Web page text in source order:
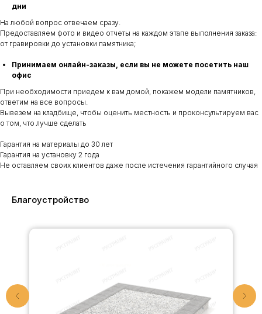
дни
На любой вопрос отвечаем сразу.
Предоставляем фото и видео отчеты на каждом этапе выполнения заказа:
от гравировки до установки памятника;
Принимаем онлайн-заказы, если вы не можете посетить наш
офис
При необходимости приедем к вам домой, покажем модели памятников,
ответим на все вопросы.
Вывезем на кладбище, чтобы оценить местность и проконсультируем вас
о том, что лучше сделать
Гарантия на материалы до 30 лет
Гарантия на установку 2 года
Не оставляем своих клиентов даже после истечения гарантийного случая
Благоустройство